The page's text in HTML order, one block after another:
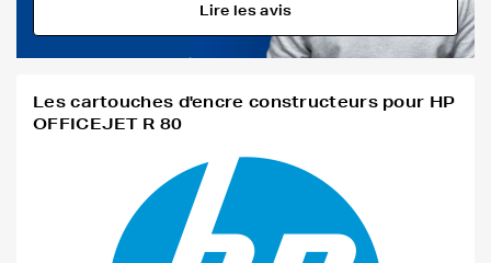
Lire les avis
Les cartouches d'encre constructeurs pour HP
OFFICEJET R 80